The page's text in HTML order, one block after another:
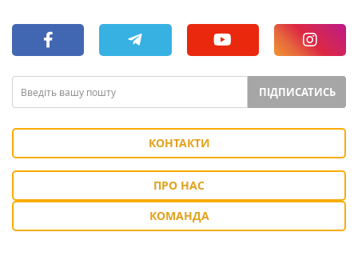
ПІДПИСАТИСЬ
КОНТАКТИ
ПРО НАС
КОМАНДА